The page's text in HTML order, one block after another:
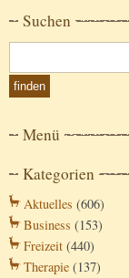
Suchen
Menü
Kategorien
Aktuelles (606)
Business (153)
Freizeit (440)
Therapie (137)